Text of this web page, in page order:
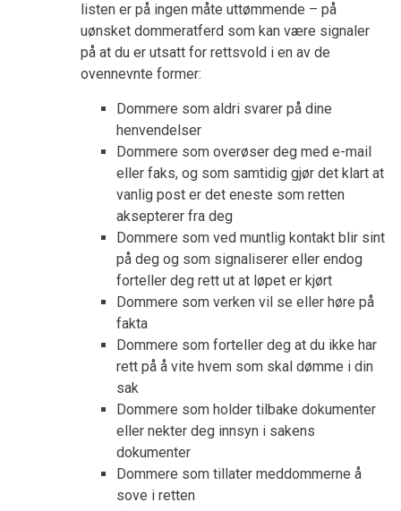
listen er på ingen måte uttømmende – på
uønsket dommeratferd som kan være signaler
på at du er utsatt for rettsvold i en av de
ovennevnte former:
Dommere som aldri svarer på dine
henvendelser
Dommere som overøser deg med e-mail
eller faks, og som samtidig gjør det klart at
vanlig post er det eneste som retten
aksepterer fra deg
Dommere som ved muntlig kontakt blir sint
på deg og som signaliserer eller endog
forteller deg rett ut at løpet er kjørt
Dommere som verken vil se eller høre på
fakta
Dommere som forteller deg at du ikke har
rett på å vite hvem som skal dømme i din
sak
Dommere som holder tilbake dokumenter
eller nekter deg innsyn i sakens
dokumenter
Dommere som tillater meddommerne å
sove i retten